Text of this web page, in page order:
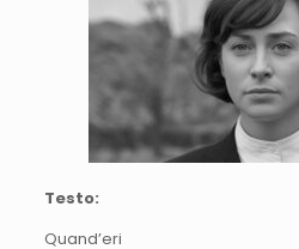
Testo:
Quand’eri